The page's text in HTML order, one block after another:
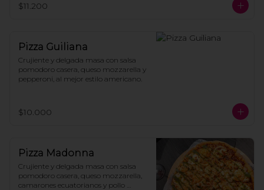
$11.200
Pizza Guiliana
Crujiente y delgada masa con salsa
pomodoro casera, queso mozzarella y
pepperoni, al mejor estilo americano.
$10.000
Pizza Madonna
Crujiente y delgada masa con salsa
pomodoro casera, queso mozzarella,
camarones ecuatorianos y pollo